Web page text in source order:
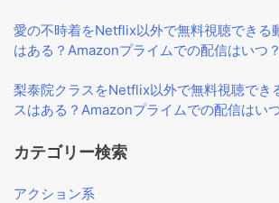
愛の不時着をNetflix以外で無料視聴できる
はある？Amazonプライムでの配信はいつ？
梨泰院クラスをNetflix以外で無料視聴でき
スはある？Amazonプライムでの配信はい
カテゴリー検索
アクション系